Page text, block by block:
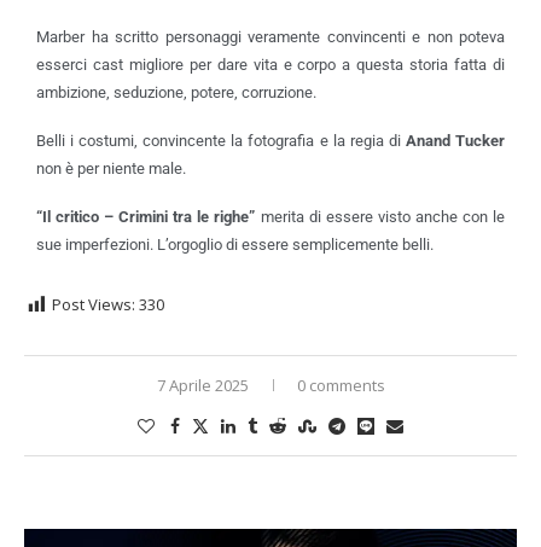
Marber ha scritto personaggi veramente convincenti e non poteva
esserci cast migliore per dare vita e corpo a questa storia fatta di
ambizione, seduzione, potere, corruzione.
Belli i costumi, convincente la fotografia e la regia di Anand Tucker
non è per niente male.
“Il critico – Crimini tra le righe” merita di essere visto anche con le
sue imperfezioni. L’orgoglio di essere semplicemente belli.
Post Views: 330
7 Aprile 2025 0 comments